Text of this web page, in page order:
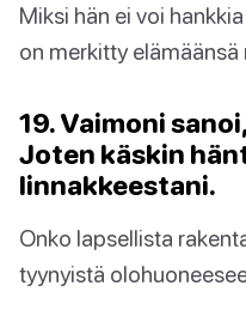
Miksi hän ei voi
on merkitty elämäänsä
19. Vaimoni
Joten käskin
linnakkeestani.
Onko lapsellista
tyynyistä